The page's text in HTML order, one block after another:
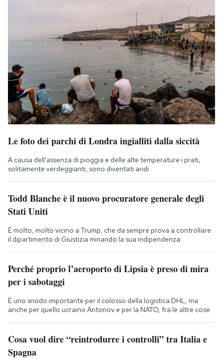
Le foto dei parchi di Londra ingialliti dalla siccità
A causa dell'assenza di pioggia e delle alte temperature i prati,
solitamente verdeggianti, sono diventati aridi
Todd Blanche è il nuovo procuratore generale degli
Stati Uniti
È molto, molto vicino a Trump, che da sempre prova a controllare
il dipartimento di Giustizia minando la sua indipendenza
Perché proprio l’aeroporto di Lipsia è preso di mira
per i sabotaggi
È uno snodo importante per il colosso della logistica DHL, ma
anche per quello ucraino Antonov e per la NATO, fra le altre cose
Cosa vuol dire “reintrodurre i controlli” tra Italia e
Spagna